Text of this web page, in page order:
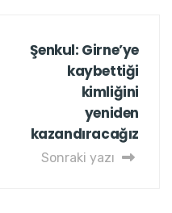
Şenkul: Girne’ye
kaybettiği
kimliğini
yeniden
kazandıracağız
Sonraki yazı